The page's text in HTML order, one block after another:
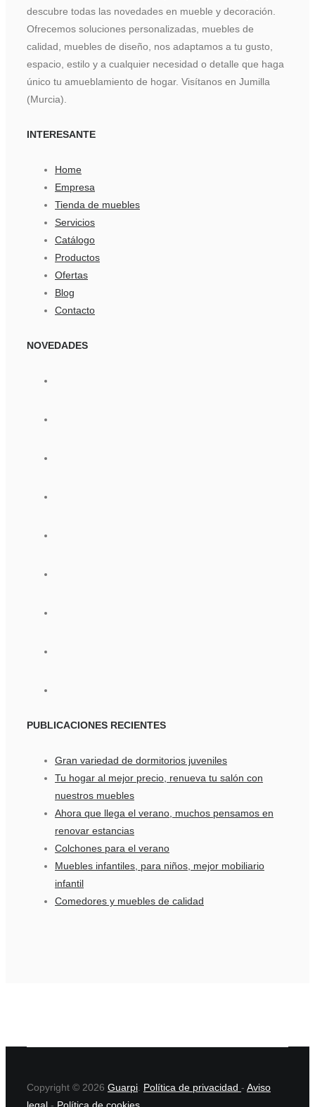
descubre todas las novedades en mueble y decoración.
Ofrecemos soluciones personalizadas, muebles de
calidad, muebles de diseño, nos adaptamos a tu gusto,
espacio, estilo y a cualquier necesidad o detalle que haga
único tu amueblamiento de hogar. Visítanos en Jumilla
(Murcia).
INTERESANTE
Home
Empresa
Tienda de muebles
Servicios
Catálogo
Productos
Ofertas
Blog
Contacto
NOVEDADES
PUBLICACIONES RECIENTES
Gran variedad de dormitorios juveniles
Tu hogar al mejor precio, renueva tu salón con
nuestros muebles
Ahora que llega el verano, muchos pensamos en
renovar estancias
Colchones para el verano
Muebles infantiles, para niños, mejor mobiliario
infantil
Comedores y muebles de calidad
Copyright © 2026 Guarpi Política de privacidad - Aviso